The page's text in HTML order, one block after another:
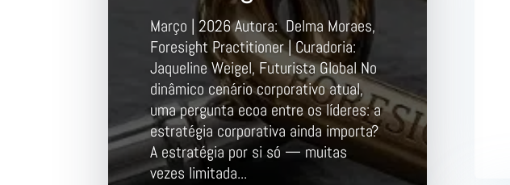
Março | 2026 Autora: Delma Moraes,
Foresight Practitioner | Curadoria:
Jaqueline Weigel, Futurista Global No
dinâmico cenário corporativo atual,
uma pergunta ecoa entre os líderes: a
estratégia corporativa ainda importa?
A estratégia por si só — muitas
vezes limitada...